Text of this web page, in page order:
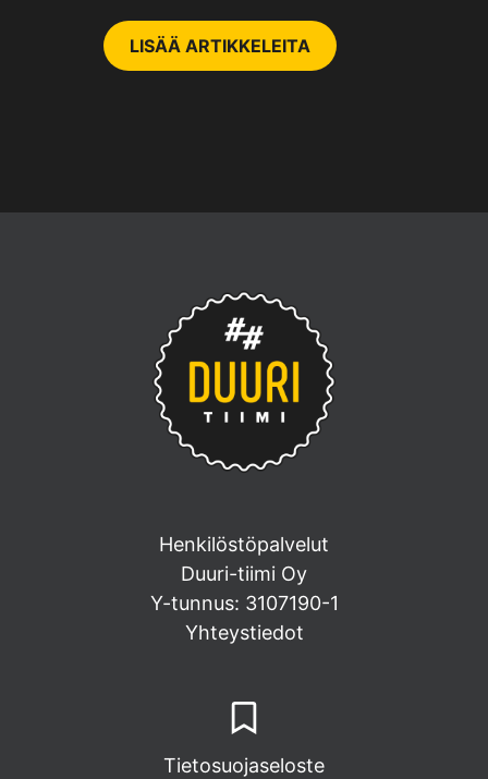
LISÄÄ ARTIKKELEITA
Henkilöstöpalvelut
Duuri-tiimi Oy
Y-tunnus: 3107190-1
Yhteystiedot
Tietosuojaseloste